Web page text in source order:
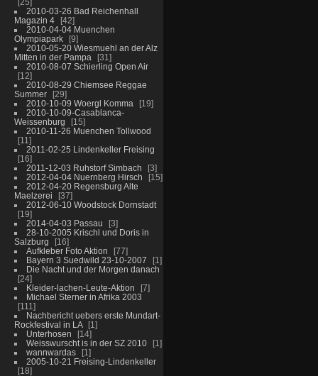
2010-03-26 Bad Reichenhall
Magazin 4
42
2010-04-04 Muenchen
Olympiapark
9
2010-05-20 Wiesmuehl an der Alz
Mitten in der Pampa
31
2010-08-07 Schierling Open Air
12
2010-08-29 Chiemsee Reggae
Summer
29
2010-10-09 Woergl Komma
19
2010-10-09-Casablanca-
Weissenburg
15
2010-11-26 Muenchen Tollwood
11
2011-02-25 Lindenkeller Freising
16
2011-12-03 Ruhstorf Simbach
3
2012-04-04 Nuernberg Hirsch
15
2012-04-20 Regensburg Alte
Maelzerei
37
2012-06-10 Woodstock Dornstadt
19
2014-04-03 Passau
3
28-10-2005 Krischl und Doris in
Salzburg
16
Aufkleber Foto Aktion
77
Bayern 3 Suedwild 23-10-2007
1
Die Nacht und der Morgen danach
24
Kleider-lachen-Leute-Aktion
7
Michael Sterner in Afrika 2003
111
Nachbericht uebers erste Mundart-
Rockfestival in LA
1
Unterhosen
14
Weisswurscht is in der SZ 2010
1
wannwardas
1
2005-10-21 Freising-Lindenkeller
18